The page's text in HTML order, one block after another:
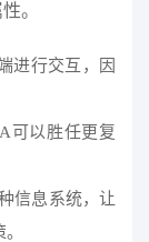
。
进行交互，因
可以胜任更复
信息系统，让